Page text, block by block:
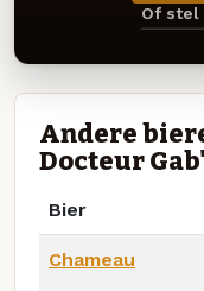
Of stel
Andere
Docteur
Bier
Chameau